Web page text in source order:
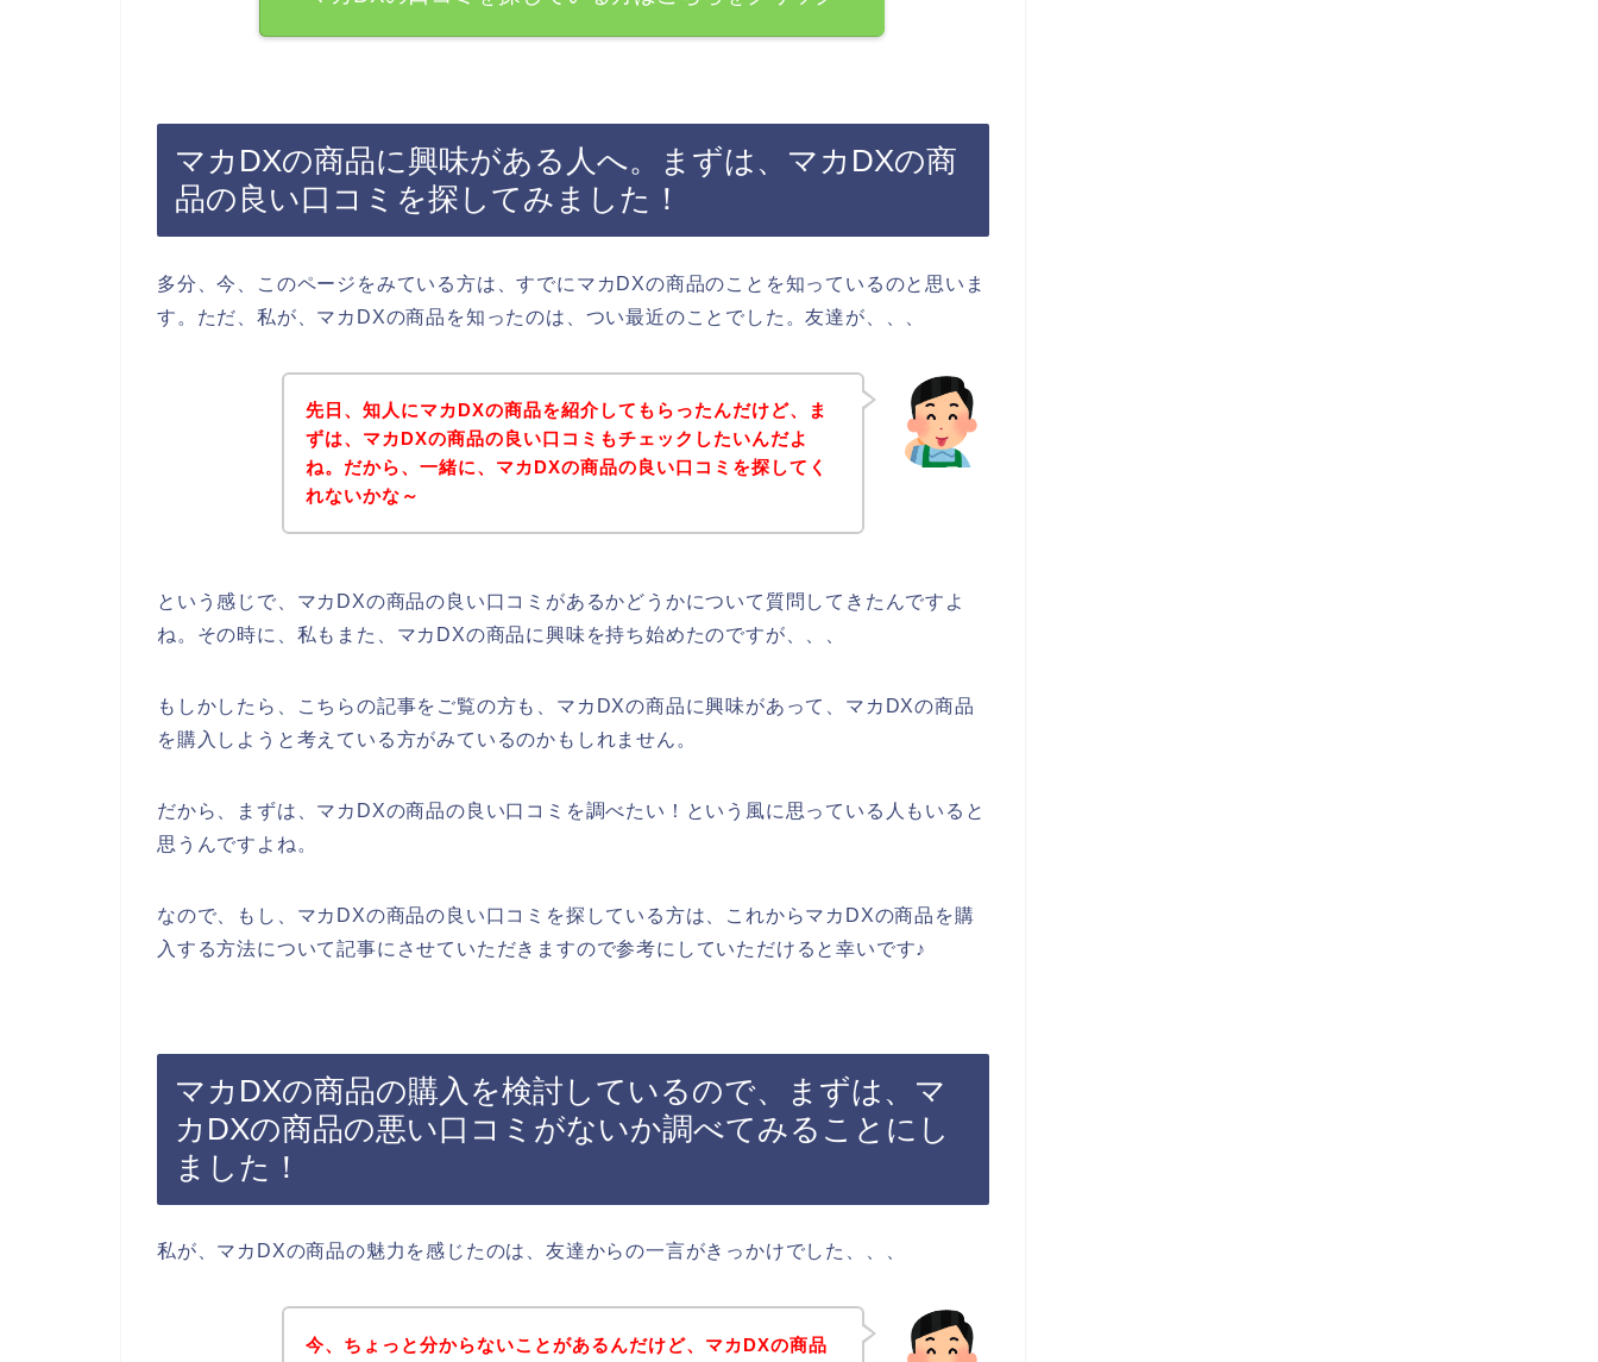
マカDXの商品に興味がある人へ。まずは、マカDXの商
品の良い口コミを探してみました！
多分、今、このページをみている方は、すでにマカDXの商品のことを知っているのと思いま
す。ただ、私が、マカDXの商品を知ったのは、つい最近のことでした。友達が、、、
先日、知人にマカDXの商品を紹介してもらったんだけど、ま
ずは、マカDXの商品の良い口コミもチェックしたいんだよ
ね。だから、一緒に、マカDXの商品の良い口コミを探してく
れないかな～
という感じで、マカDXの商品の良い口コミがあるかどうかについて質問してきたんですよ
ね。その時に、私もまた、マカDXの商品に興味を持ち始めたのですが、、、
もしかしたら、こちらの記事をご覧の方も、マカDXの商品に興味があって、マカDXの商品
を購入しようと考えている方がみているのかもしれません。
だから、まずは、マカDXの商品の良い口コミを調べたい！という風に思っている人もいると
思うんですよね。
なので、もし、マカDXの商品の良い口コミを探している方は、これからマカDXの商品を購
入する方法について記事にさせていただきますので参考にしていただけると幸いです♪
マカDXの商品の購入を検討しているので、まずは、マ
カDXの商品の悪い口コミがないか調べてみることにし
ました！
私が、マカDXの商品の魅力を感じたのは、友達からの一言がきっかけでした、、、
今、ちょっと分からないことがあるんだけど、マカDXの商品